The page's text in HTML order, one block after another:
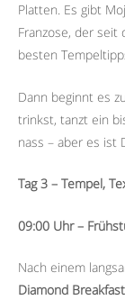
Platten. Es gibt
Franzose, der seit
besten
Dann beginnt es
trinkst, tanzt ein
nass – aber es ist
Tag 3 – Tempel,
09:00 Uhr –
Nach einem
Diamond